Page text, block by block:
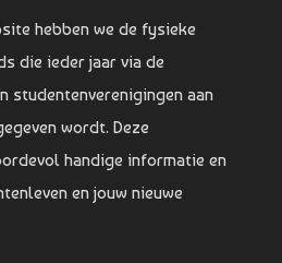
hebben we de fysieke
die ieder jaar via de
studentenverenigingen aan
wordt. Deze
handige informatie en
en jouw nieuwe